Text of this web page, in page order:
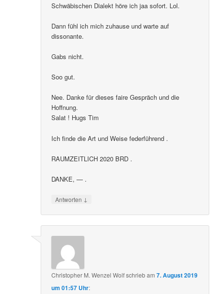
Schwäbischen Dialekt höre ich jaa sofort. Lol.
Dann fühl ich mich zuhause und warte auf
dissonante.
Gabs nicht.
Soo gut.
Nee. Danke für dieses faire Gespräch und die
Hoffnung.
Salat ! Hugs Tim
Ich finde die Art und Weise federführend .
RAUMZEITLICH 2020 BRD .
DANKE, — .
Antworten ↓
Christopher M. Wenzel Wolfschriebam7. August 2019
um 01:57 Uhr: